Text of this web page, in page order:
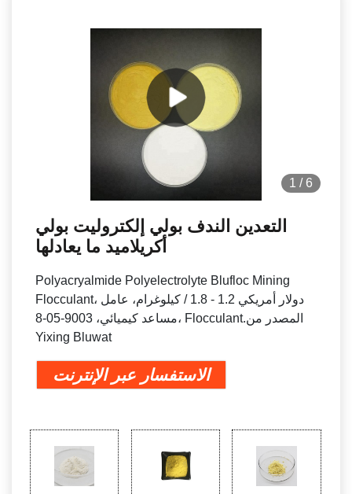
1 / 6
التعدين الندف بولي إلكتروليت بولي
أكريلاميد ما يعادلها
Polyacryalmide Polyelectrolyte Blufloc Mining
Flocculant، دولار أمريكي 1.2 - 1.8 / كيلوغرام، عامل
مساعد كيميائي، 9003-05-8، Flocculant.المصدر من
Yixing Bluwat
الاستفسار عبر الإنترنت